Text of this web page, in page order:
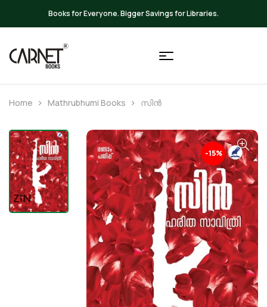
Up to 20% OFF on All Books
Home Mathrubhumi Books സിൻ
-15%